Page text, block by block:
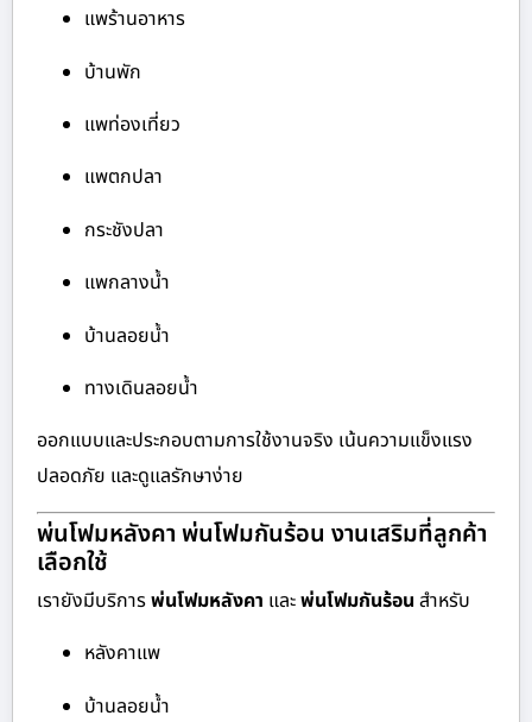
แพร้านอาหาร
บ้านพัก
แพท่องเที่ยว
แพตกปลา
กระชังปลา
แพกลางน้ำ
บ้านลอยน้ำ
ทางเดินลอยน้ำ
ออกแบบและประกอบตามการใช้งานจริง เน้นความแข็งแรง
ปลอดภัย และดูแลรักษาง่าย
พ่นโฟมหลังคา พ่นโฟมกันร้อน งานเสริมที่ลูกค้า
เลือกใช้
เรายังมีบริการพ่นโฟมหลังคา และพ่นโฟมกันร้อน สำหรับ
หลังคาแพ
บ้านลอยน้ำ